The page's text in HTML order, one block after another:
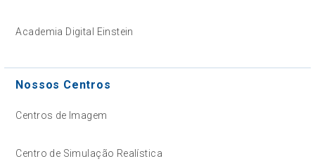
Academia Digital Einstein
Nossos Centros
Centros de Imagem
Centro de Simulação Realística